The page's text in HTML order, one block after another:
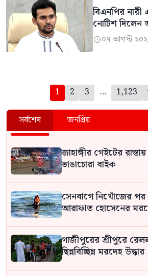
বিএনপির
নোটিশ
০৭ আগস্ট
পেজিনেশন
1 2 3 … 1,123
সর্বশেষ জনপ্রিয়
জাহাঙ্গীর গেইটের
ভাঙাচোরা বাইক
সেনবাগে নিখোঁজের
আরাফাত হোসেনের
গাজীপুরের শ্রীপুরে
ছিন্নবিচ্ছিন্ন মরদেহ উদ্ধার